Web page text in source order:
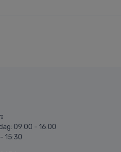
09:00 - 16:00
15:30